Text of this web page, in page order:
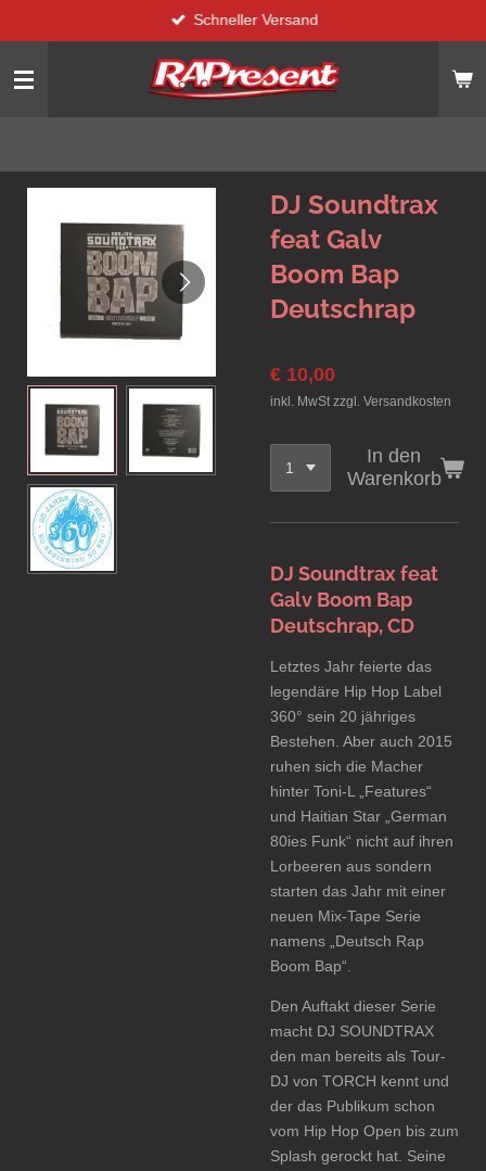
Hauptinhalt
springen
Schneller Versand
DJ Soundtrax
feat Galv
Boom Bap
Deutschrap
€ 10,00
inkl. MwSt zzgl. Versandkosten
In den
Warenkorb
DJ Soundtrax feat
Galv Boom Bap
Deutschrap, CD
Letztes Jahr feierte das
legendäre Hip Hop Label
360° sein 20 jähriges
Bestehen. Aber auch 2015
ruhen sich die Macher
hinter Toni-L „Features“
und Haitian Star „German
80ies Funk“ nicht auf ihren
Lorbeeren aus sondern
starten das Jahr mit einer
neuen Mix-Tape Serie
namens „Deutsch Rap
Boom Bap“.
Den Auftakt dieser Serie
macht DJ SOUNDTRAX
den man bereits als Tour-
DJ von TORCH kennt und
der das Publikum schon
vom Hip Hop Open bis zum
Splash gerockt hat. Seine